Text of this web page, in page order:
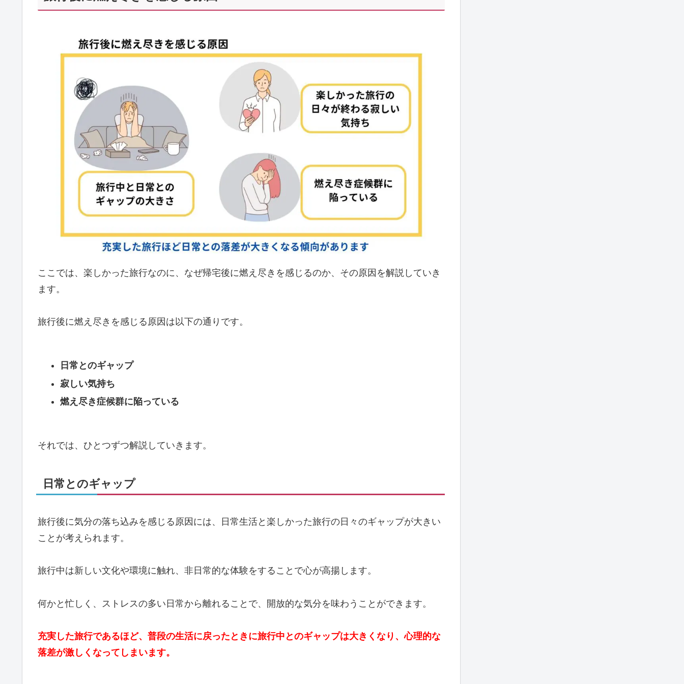
ここでは、楽しかった旅行なのに、なぜ帰宅後に燃え尽きを感じるのか、その原因を解説していき
ます。
旅行後に燃え尽きを感じる原因は以下の通りです。
日常とのギャップ
寂しい気持ち
燃え尽き症候群に陥っている
それでは、ひとつずつ解説していきます。
日常とのギャップ
旅行後に気分の落ち込みを感じる原因には、日常生活と楽しかった旅行の日々のギャップが大きい
ことが考えられます。
旅行中は新しい文化や環境に触れ、非日常的な体験をすることで心が高揚します。
何かと忙しく、ストレスの多い日常から離れることで、開放的な気分を味わうことができます。
充実した旅行であるほど、普段の生活に戻ったときに旅行中とのギャップは大きくなり、心理的な
落差が激しくなってしまいます。